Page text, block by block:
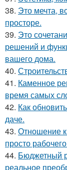
38. Это мечта,
просторе.
39. Это
решений и
вашего дома.
40.
41. Каменное
время самых
42. Как
даче.
43. Отношение к
просто
44. Бюджетный
реальное